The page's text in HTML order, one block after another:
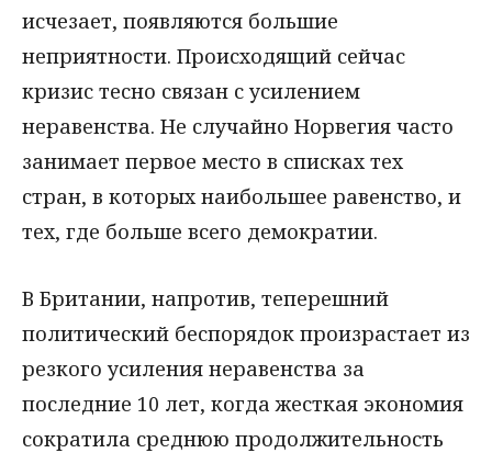
исчезает, появляются большие
неприятности. Происходящий сейчас
кризис тесно связан с усилением
неравенства. Не случайно Норвегия часто
занимает первое место в списках тех
стран, в которых наибольшее равенство, и
тех, где больше всего демократии.
В Британии, напротив, теперешний
политический беспорядок произрастает из
резкого усиления неравенства за
последние 10 лет, когда жесткая экономия
сократила среднюю продолжительность